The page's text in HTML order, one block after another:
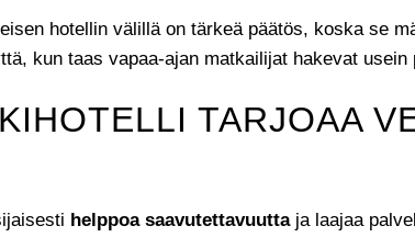
hotellin välillä on tärkeä päätös, koska se
kun taas vapaa-ajan matkailijat hakevat usein
TARJOAA
helppoa saavutettavuuttaja laajaa